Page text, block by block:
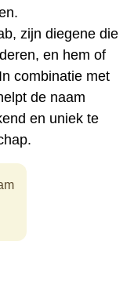
zijn diegene die
en hem of
combinatie met
de naam
en uniek te